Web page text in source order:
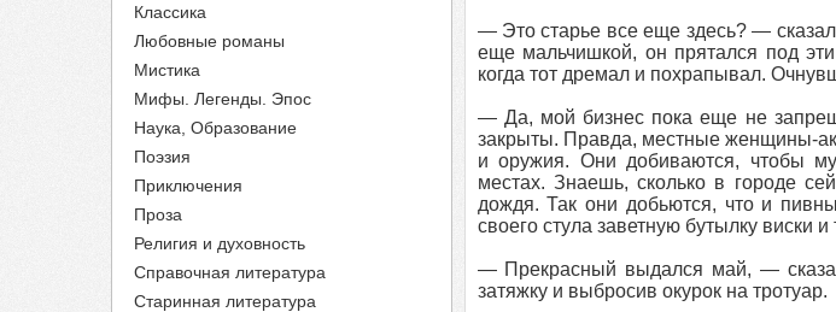
Классика
Любовные романы
Мистика
Мифы. Легенды. Эпос
Наука, Образование
Поэзия
Приключения
Проза
Религия и духовность
Справочная литература
Старинная литература
— Это старье все еще здесь? —
еще мальчишкой, он прятался под
когда тот дремал и похрапывал.
— Да, мой бизнес пока еще не
закрыты. Правда, местные женщины-
и оружия. Они добиваются, чтобы
местах. Знаешь, сколько в городе
дождя. Так они добьются, что и
своего стула заветную бутылку виски
— Прекрасный выдался май, —
затяжку и выбросив окурок на тротуар.